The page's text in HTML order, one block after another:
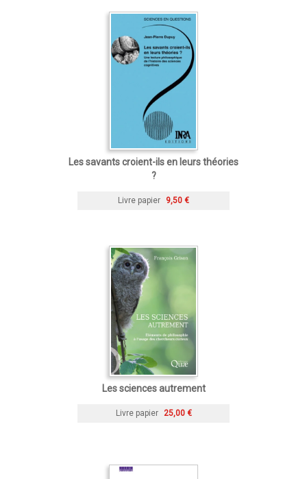
Les savants croient-ils en leurs théories
?
Livre papier 9,50 €
Les sciences autrement
Livre papier 25,00 €